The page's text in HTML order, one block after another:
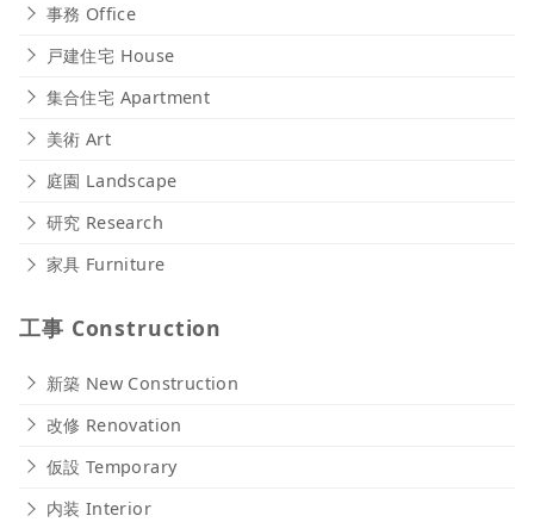
事務 Office
戸建住宅 House
集合住宅 Apartment
美術 Art
庭園 Landscape
研究 Research
家具 Furniture
工事 Construction
新築 New Construction
改修 Renovation
仮設 Temporary
内装 Interior